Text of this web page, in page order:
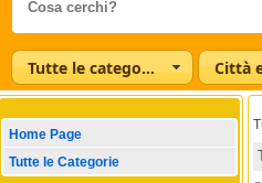
Tutte le categorie Città
Home Page
Tutte le Categorie